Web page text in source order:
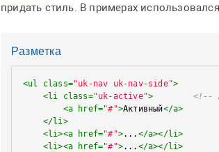
придать стиль. В примерах
Разметка
<ul class="uk-nav uk-nav-side">
<li class="uk-active">
<!--
<a href="#">Активный</a>
</li>
<li><a href="#">... </a></li>
<li><a href="#">... </a></li>